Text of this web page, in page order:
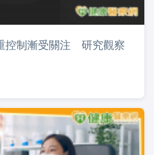
控制漸受關注 研究觀察